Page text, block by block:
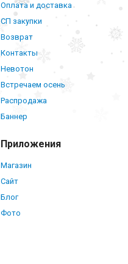
Оплата и доставка
СП закупки
Возврат
Контакты
Невотон
Встречаем осень
Распродажа
Баннер
Приложения
Магазин
Сайт
Блог
Фото